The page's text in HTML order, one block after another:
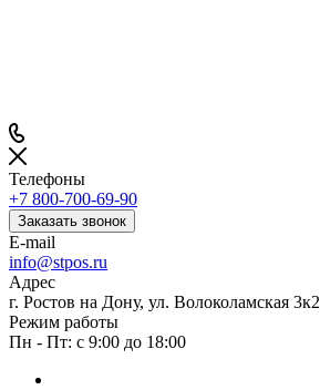
Телефоны
+7 800-700-69-90
Заказать звонок
E-mail
info@stpos.ru
Адрес
г. Ростов на Дону, ул. Волоколамская 3к2
Режим работы
Пн - Пт: с 9:00 до 18:00